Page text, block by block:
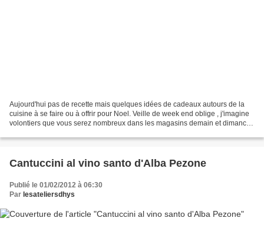
Aujourd'hui pas de recette mais quelques idées de cadeaux autours de la
cuisine à se faire ou à offrir pour Noel. Veille de week end oblige , j'imagine
volontiers que vous serez nombreux dans les magasins demain et dimanche
Cantuccini al vino santo d'Alba Pezone
Publié le 01/02/2012 à 06:30
Par lesateliersdhys